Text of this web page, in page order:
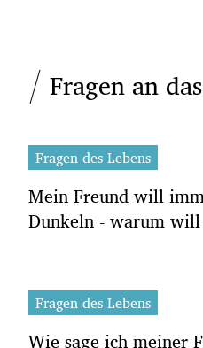
Fragen an
Fragen des Lebens
Mein Freund will
Dunkeln - warum
Fragen des Lebens
Wie sage ich meiner